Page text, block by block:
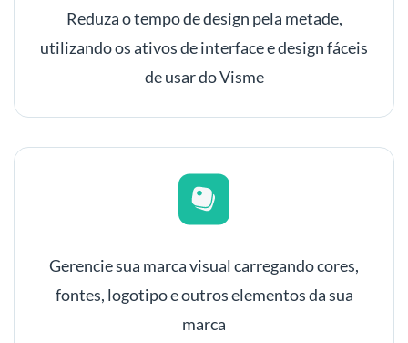
Reduza o tempo de design pela metade,
utilizando os ativos de interface e design fáceis
de usar do Visme
Gerencie sua marca visual carregando cores,
fontes, logotipo e outros elementos da sua
marca